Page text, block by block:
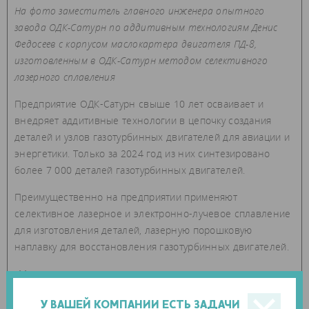
У ВАШЕЙ КОМПАНИИ ЕСТЬ ЗАДАЧИ
На фото заместитель главного инженера опытного
завода ОДК-Сатурн по аддитивным технологиям Денис
Федосеев с корпусом маслокартера двигателя ПД-8,
изготовленным в ОДК-Сатурн методом селективного
лазерного сплавления
Предприятие ОДК-Сатурн свыше 10 лет осваивает и
внедряет аддитивные технологии в цепочку создания
деталей и узлов газотурбинных двигателей для авиации и
энергетики. Только за 2024 год из них синтезировано
более 7 000 деталей газотурбинных двигателей.
Преимущественно на предприятии применяют
селективное лазерное и электронно-лучевое сплавление
для изготовления деталей, лазерную порошковую
наплавку для восстановления газотурбинных двигателей.
«Мы подошли к очень важному этапу развития аддитивных
технологий в авиадвигателестроительной отрасли в